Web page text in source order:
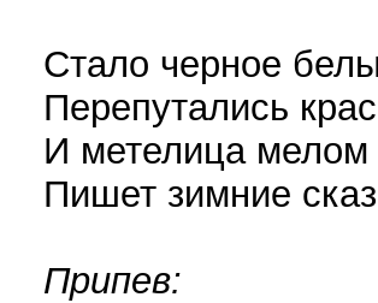
Стало черное
Перепутались
И метелица мелом
Пишет зимние
Припев: